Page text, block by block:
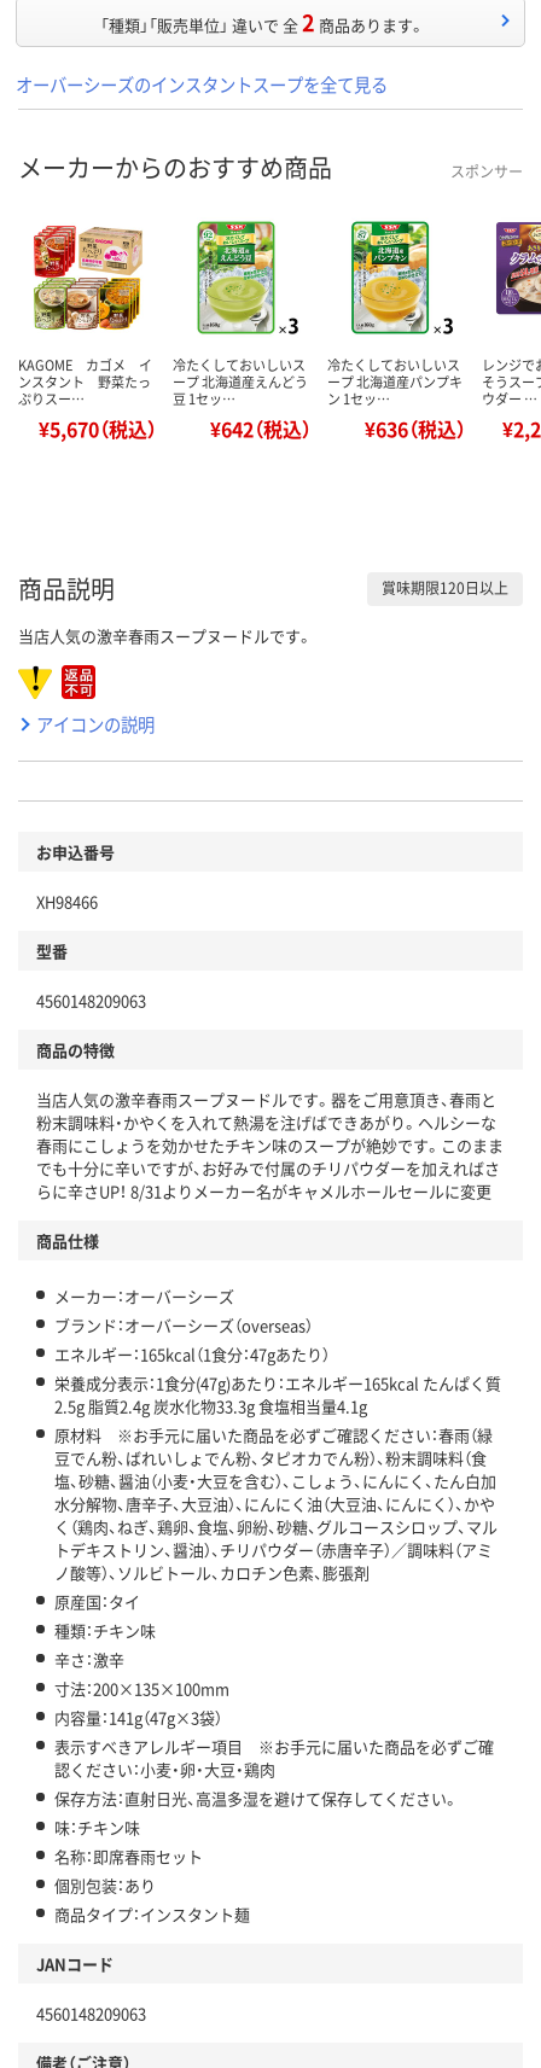
「種類」「販売単位」 違いで 全2 商品あります。
オーバーシーズのインスタントスープを全て見る
メーカーからのおすすめ商品 スポンサー
KAGOME カゴメ イ
ンスタント 野菜たっ
ぷりスー…
¥5,670（税込）
冷たくしておいしいス
ープ 北海道産えんどう
豆 1セッ…
¥642（税込）
冷たくしておいしいス
ープ 北海道産パンプキ
ン 1セッ…
¥636（税込）
レンジで
そうスー
ウダー …
商品説明 賞味期限120日以上
当店人気の激辛春雨スープヌードルです。
アイコンの説明
お申込番号
XH98466
型番
4560148209063
商品の特徴
当店人気の激辛春雨スープヌードルです。器をご用意頂き、春雨と
粉末調味料・かやくを入れて熱湯を注げばできあがり。ヘルシーな
春雨にこしょうを効かせたチキン味のスープが絶妙です。このまま
でも十分に辛いですが、お好みで付属のチリパウダーを加えればさ
らに辛さUP！ 8/31よりメーカー名がキャメルホールセールに変更
商品仕様
メーカー：オーバーシーズ
ブランド：オーバーシーズ（overseas）
エネルギー：165kcal（1食分：47gあたり）
栄養成分表示：1食分(47g)あたり：エネルギー165kcal たんぱく質
2.5g 脂質2.4g 炭水化物33.3g 食塩相当量4.1g
原材料 ※お手元に届いた商品を必ずご確認ください：春雨（緑
豆でん粉、ばれいしょでん粉、タピオカでん粉）、粉末調味料（食
塩、砂糖、醤油（小麦・大豆を含む）、こしょう、にんにく、たん白加
水分解物、唐辛子、大豆油）、にんにく油（大豆油、にんにく）、かや
く（鶏肉、ねぎ、鶏卵、食塩、卵紛、砂糖、グルコースシロップ、マル
トデキストリン、醤油）、チリパウダー（赤唐辛子）／調味料（アミ
ノ酸等）、ソルビトール、カロチン色素、膨張剤
原産国：タイ
種類：チキン味
辛さ：激辛
寸法：200×135×100mm
内容量：141g（47g×3袋）
表示すべきアレルギー項目 ※お手元に届いた商品を必ずご確
認ください：小麦・卵・大豆・鶏肉
保存方法：直射日光、高温多湿を避けて保存してください。
味：チキン味
名称：即席春雨セット
個別包装：あり
商品タイプ：インスタント麺
JANコード
4560148209063
備考（ご注意）